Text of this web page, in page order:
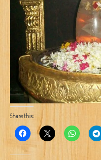
Share this: